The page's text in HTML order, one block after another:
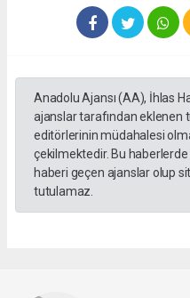
Anadolu Ajansı (AA), İhlas
ajanslar tarafından eklenen
editörlerinin müdahalesi
çekilmektedir. Bu
haberi geçen ajanslar olup
tutulamaz.